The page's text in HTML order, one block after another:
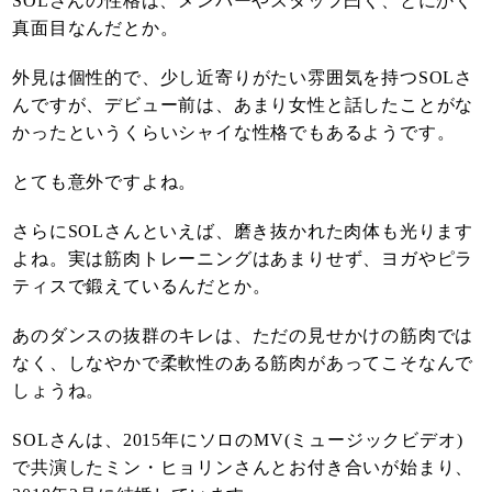
真面目なんだとか。
外見は個性的で、少し近寄りがたい雰囲気を持つSOLさ
んですが、デビュー前は、あまり女性と話したことがな
かったというくらいシャイな性格でもあるようです。
とても意外ですよね。
さらにSOLさんといえば、磨き抜かれた肉体も光ります
よね。実は筋肉トレーニングはあまりせず、ヨガやピラ
ティスで鍛えているんだとか。
あのダンスの抜群のキレは、ただの見せかけの筋肉では
なく、しなやかで柔軟性のある筋肉があってこそなんで
しょうね。
SOLさんは、2015年にソロのMV(ミュージックビデオ)
で共演したミン・ヒョリンさんとお付き合いが始まり、